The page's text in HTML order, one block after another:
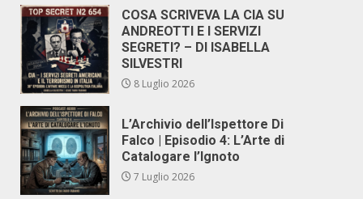
COSA SCRIVEVA LA CIA SU
ANDREOTTI E I SERVIZI
SEGRETI? – DI ISABELLA
SILVESTRI
8 Luglio 2026
L’Archivio dell’Ispettore Di
Falco | Episodio 4: L’Arte di
Catalogare l’Ignoto
7 Luglio 2026